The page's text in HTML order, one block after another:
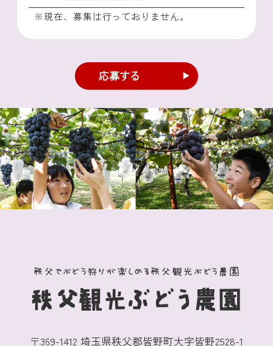
※現在、募集は行っておりません。
応募する
秩父でぶどう狩りが楽しめる秩父観光ぶどう農園
秩父観光ぶどう農園
〒369-1412 埼玉県秩父郡皆野町大字皆野2528-1